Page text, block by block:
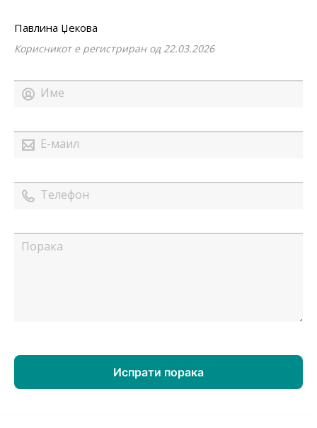
Павлина Џекова
Корисникот е регистриран од 22.03.2026